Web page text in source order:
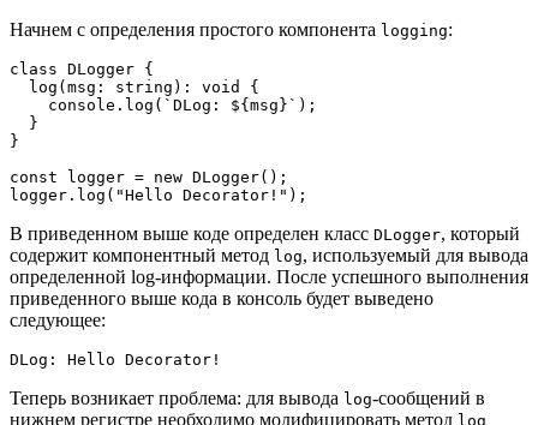
Начнем с определения простого компонента logging:
class DLogger {
  log(msg: string): void {
    console.log(`DLog: ${msg}`);
  }
}
const logger = new DLogger();
logger.log("Hello Decorator!");
В приведенном выше коде определен класс DLogger, который
содержит компонентный метод log, используемый для вывода
определенной log-информации. После успешного выполнения
приведенного выше кода в консоль будет выведено
следующее:
DLog: Hello Decorator!
Теперь возникает проблема: для вывода log-сообщений в
нижнем регистре необходимо модифицировать метод log